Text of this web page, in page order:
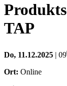
TAP
Do, 11.12.2025 | 09
Ort: Online